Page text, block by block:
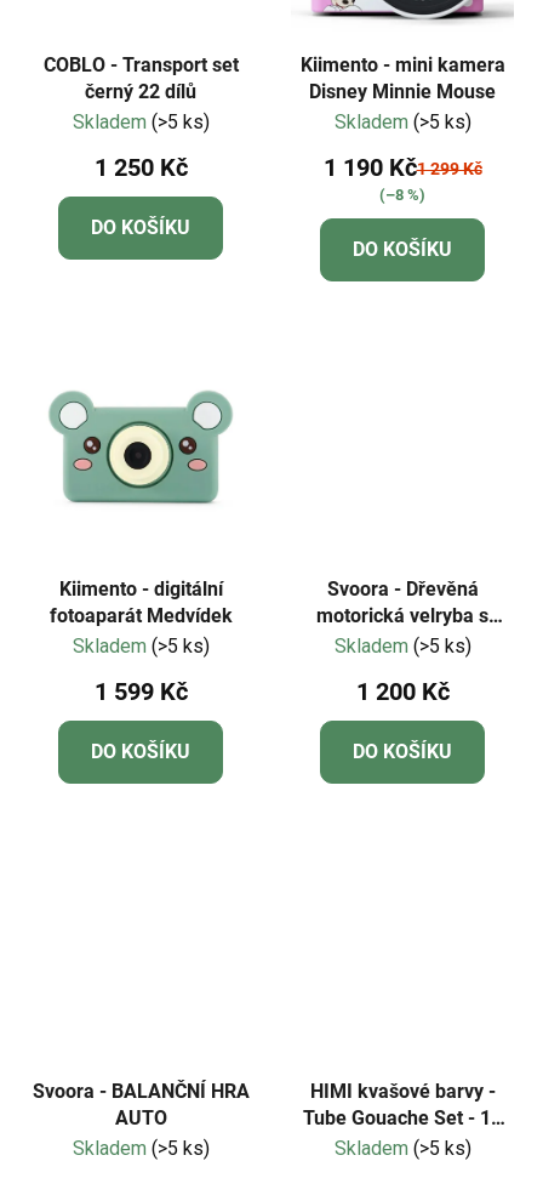
COBLO - Transport set
černý 22 dílů
Skladem (>5 ks)
1 250 Kč
DO KOŠÍKU
Kiimento - mini kamera
Disney Minnie Mouse
Skladem (>5 ks)
1 190 Kč1 299 Kč
(–8 %)
DO KOŠÍKU
Kiimento - digitální
fotoaparát Medvídek
Skladem (>5 ks)
1 599 Kč
DO KOŠÍKU
Svoora - Dřevěná
motorická velryba s
aktivitami
Skladem (>5 ks)
1 200 Kč
DO KOŠÍKU
Svoora - BALANČNÍ HRA
AUTO
Skladem (>5 ks)
HIMI kvašové barvy -
Tube Gouache Set - 12
Colours (12 ml)
Skladem (>5 ks)